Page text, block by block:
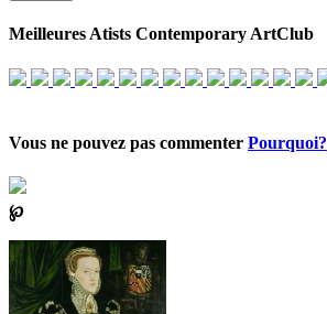
Meilleures Atists Contemporary ArtClub
Vous ne pouvez pas commenter Pourquoi?
℘